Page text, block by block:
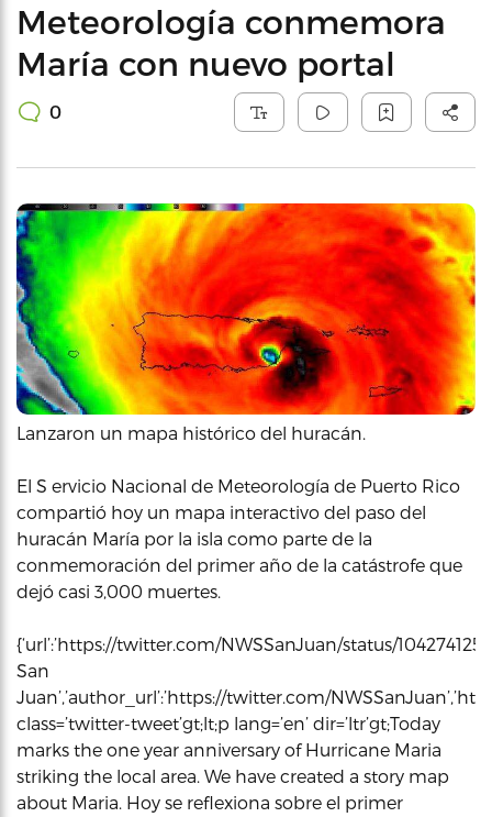
Meteorología conmemora
María con nuevo portal
0
Lanzaron un mapa histórico del huracán.
El S ervicio Nacional de Meteorología de Puerto Rico
compartió hoy un mapa interactivo del paso del
huracán María por la isla como parte de la
conmemoración del primer año de la catástrofe que
dejó casi 3,000 muertes.
{‘url’:’https://twitter.com/NWSSanJuan/status/
San
Juan’,’author_url’:’https://twitter.com/
class=’twitter-tweet’gt;lt;p lang=’en’ dir=’ltr’gt;Today
marks the one year anniversary of Hurricane Maria
striking the local area. We have created a story map
about Maria. Hoy se reflexiona sobre el primer